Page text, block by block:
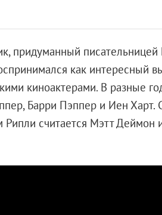
придуманный
как интересный
киноактерами. В разные
Барри Пэппер и Иен
Рипли считается Мэтт